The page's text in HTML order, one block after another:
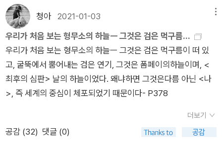
아지고 『이반 제니소비치의 하루』가 발표된다. 그러나 솔제니찐
은 <나쁜 과거를 들춰서 무엇 하겠느냐>, <당시 실무 직원들은
규칙에 따랐을 뿐이다>, <모든 것은 스딸린 개인의 잘못이다>
라는 식의 반응을 듣는다. 위정자는 바뀌었지만 수용소군도는 남
았다. 솔제니찐은 <내가 이 책의 집필을 끝낸 것은 이 책을 완성
했다고 생각해서가 아니라, 내 삶의 시간을 더 이상 이 책에 쏟을
수 없다고 판단했기 때문이다>라는 말과 함께 작품을 마무리한
사용한다. 연구 논문이 지니는 도덕적 제한 때문에 그런 에로틱한
표현들을 열거하지 못함은 실로 유감스러운 일이다.- P239제끄
는 항상 <현재보다 더 나쁜 상황>에 대비하고 있다. 그는 언제나
운명의 함정과 악마들의 습격을 기다리면서 살고 있다. 이와는 반
대로, 설사 생활이 조금 완화되는 경우에도, 무언가 잘못되어 일
어나는 일시적은 현상으로 받아들인다. 이처럼 항상 재난에 대비
하고 있는 상태에서 자신의 운명에 전전긍긍하지 않고 남의 운명
는 것이다. 정신적인 평형을 유지하고 있는 제끄는 어느 한쪽으로
기우는 일이 거의 없다. 밝은 쪽으로도 어두운 쪽으로도. 절망 쪽
을 얻고 이룰 수 있었던 운 좋은 하루. 수용소 밖의 사람들 시선에
는 행복이라 말할 수 없는 상황을 슈호프(이반 데니소비치)는 만
족해하며 받아들인다. 그리고, 슈호프가 마음 편하게 잠을 자고
난 후에도 어김없이 아침은 밝아온다. 그가 눈을 뜬 다음날에는
'운수 나쁜 날'을 보냈을지도 모르겠다. 10년이라는 기간을 매번
운수 좋게 지낼 확률은 '동전 앞 면'이 3,650번 연속으로 나올 확
률보다는 분명 낮을테니까. 아마 슈호프는 그렇게 평균적으로는
용소의 하루>는 저자의 다른 작품 <수용소 군도>와 여러모로
맞딱뜨렸을 때 벌어진 기이한 상황을 적나라하게 묘사해주고 있
다. 이 책을 읽는 동안에는 입맛도 좀 떨어졌다. 아무래도 논픽션
이다 보니 이런저런 사연들에 책임의식도 느끼게 된다. 멀건 죽에
눅눅한 검은 빵으로 연명하거나 굶어죽는 사람들을 떠올리며 맛
있는 음식을 찾아 먹기는 쉽지 않은것 같다. 그런 이유로 커피와
함께하기 더없이 적당한 내용인듯 하다. 1권부터 각각의 간략한
감상을 남겼는데 다소 어두운 내 감상 때문에 이 작품을 읽기 괴
로운것으로만 생각하는 분들이 있을까봐 조금 염려스럽다. 솔체
니친은 특유의 재치와 입담으로 무겁지만 때로 가볍게 러시아 독
청아 2021-01-03
우리가 처음 보는 형무소의 하늘ㅡ 그것은 검은 먹구름...
우리가 처음 보는 형무소의 하늘ㅡ 그것은 검은 먹구름이 떠 있
고, 굴뚝에서 뿜어내는 검은 연기, 그것은 폼페이의하늘이며, <
최후의 심판> 날의 하늘이었다. 왜냐하면 그것은다름 아닌 <나
>, 즉 세계의 중심이 체포되었기 때문이다- P378
더보기
공감 (32) 댓글 (0)